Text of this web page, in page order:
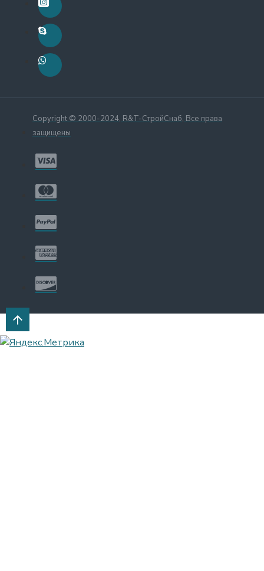
Copyright © 2000-2024, R&T-СтройСнаб, Все права
защищены